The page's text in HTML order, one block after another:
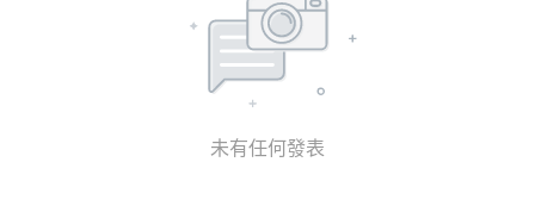
未有任何發表